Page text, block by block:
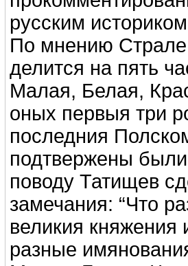
русским
По мнению
делится на пять
Малая, Белая,
оных первыя три
последния
подтвержены
поводу Татищев
замечания: “Что
великия княжения
разные